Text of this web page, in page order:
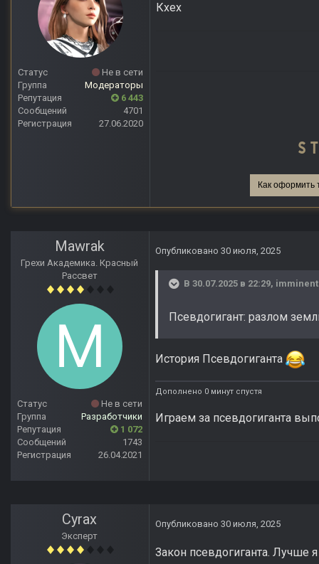
Статус
Не в сети
Группа
Модераторы
Репутация
6 443
Сообщений
4701
Регистрация
27.06.2020
Кхех
Как оформить
Mawrak
Грехи Академика. Красный
Рассвет
Статус
Не в сети
Группа
Разработчики
Репутация
1 072
Сообщений
1743
Регистрация
26.04.2021
Опубликовано 30 июля, 2025
В 30.07.2025 в 22:29, imminent
Псевдогигант: разлом
История Псевдогиганта
Дополнено 0 минут спустя
Играем за псевдогиганта
Cyrax
Эксперт
Опубликовано 30 июля, 2025
Закон псевдогиганта. Лучше